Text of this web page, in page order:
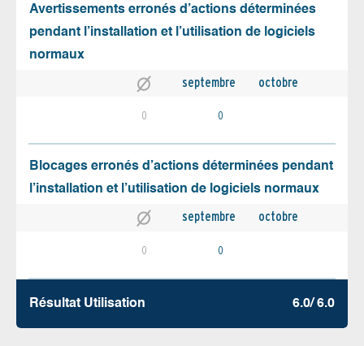
Avertissements erronés d’actions déterminées
pendant l’installation et l’utilisation de logiciels
normaux
septembre octobre
0 0
Blocages erronés d’actions déterminées pendant
l’installation et l’utilisation de logiciels normaux
septembre octobre
0 0
Résultat Utilisation 6.0/ 6.0